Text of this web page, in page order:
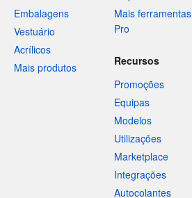
Embalagens
Vestuário
Acrílicos
Mais produtos
Mais ferramentas
Pro
Recursos
Promoções
Equipas
Modelos
Utilizações
Marketplace
Integrações
Autocolantes